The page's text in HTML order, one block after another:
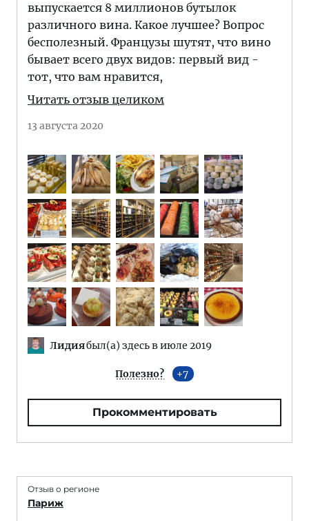
выпускается 8 миллионов бутылок
различного вина. Какое лучшее? Вопрос
бесполезный. Французы шутят, что вино
бывает всего двух видов: первый вид -
тот, что вам нравится,
Читать отзыв целиком
13 августа 2020
Лидиябыл(а) здесь в июле 2019
Полезно? 7
Прокомментировать
Отзыв о регионе
Париж